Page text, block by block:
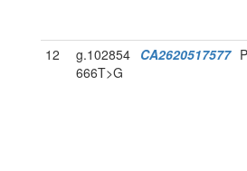
12
g.102854
666T>G
CA2620517577